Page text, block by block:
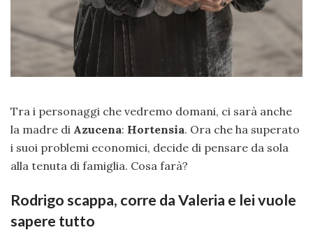
Tra i personaggi che vedremo domani, ci sarà anche
la madre di Azucena: Hortensia. Ora che ha superato
i suoi problemi economici, decide di pensare da sola
alla tenuta di famiglia. Cosa farà?
Rodrigo scappa, corre da Valeria e lei vuole
sapere tutto